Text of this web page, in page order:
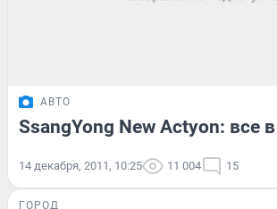
АВТО
SsangYong New Actyon: все
14 декабря, 2011, 10:25 11 004 15
ГОРОД